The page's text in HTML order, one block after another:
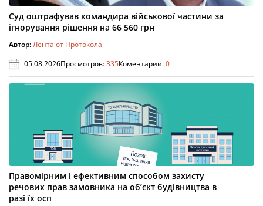
Суд оштрафував командира військової частини за
ігнорування рішення на 66 560 грн
Автор:Лента от Протокола
05.08.2026Просмотров:335Коментарии:0
Правомірним і ефективним способом захисту
речових прав замовника на об’єкт будівництва в
разі їх осп